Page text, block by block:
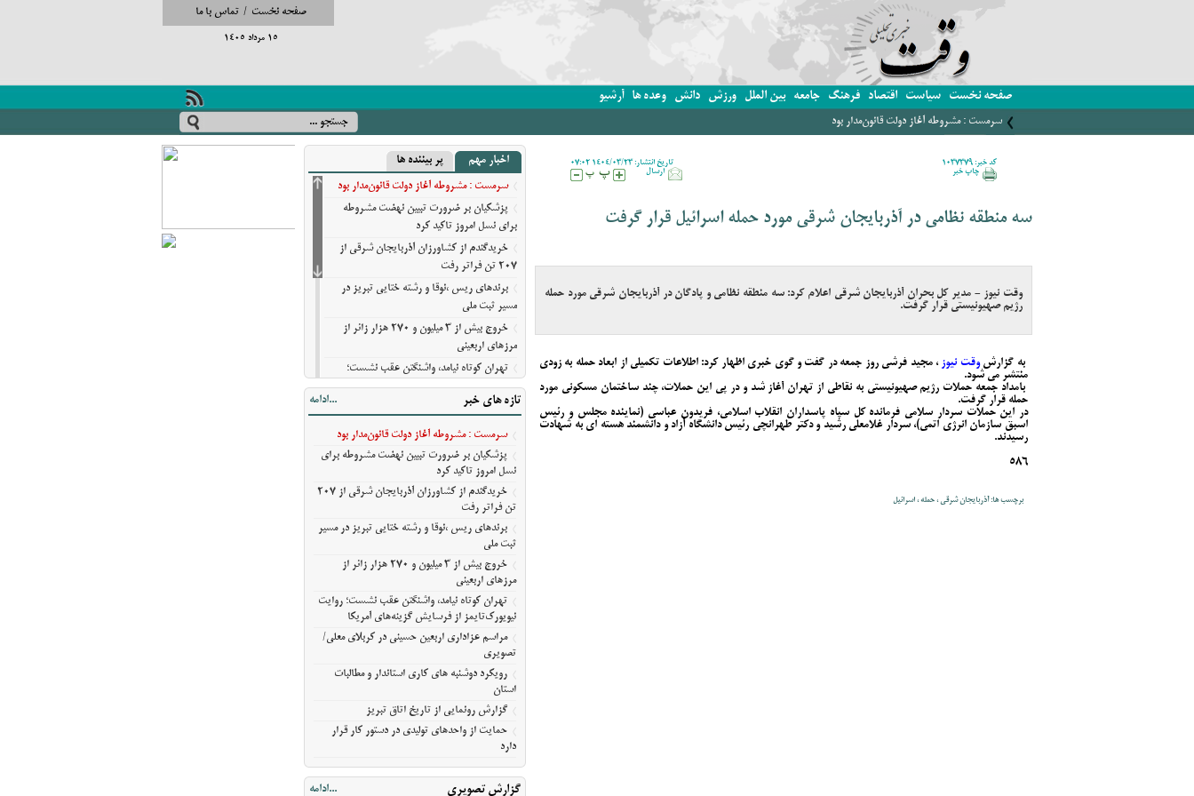
صفحه نخست / تماس با ما
15 مرداد 1405
صفحه نخست سیاست اقتصاد فرهنگ جامعه بین الملل ورزش دانش وعده ها آرشیو
سرمست : مشروطه آغاز دولت قانون‌مدار بود
کد خبر: 1037379
تاریخ انتشار: 1404/03/23 07:02
چاپ خبر
ارسال
سه منطقه نظامی در آذربایجان شرقی مورد حمله اسرائیل قرار گرفت
وقت نیوز - مدیر کل بحران آذربایجان شرقی اعلام کرد: سه منطقه نظامی و پادگان در آذربایجان شرقی مورد حمله
رژیم صهیونیستی قرار گرفت.
به گزارش وقت نیوز ، مجید فرشی روز جمعه در گفت و گوی خبری اظهار کرد: اطلاعات تکمیلی از ابعاد حمله به زودی
منتشر می شود.
بامداد جمعه حملات رژیم صهیونیستی به نقاطی از تهران آغاز شد و در پی این حملات، چند ساختمان مسکونی مورد
حمله قرار گرفت.
در این حملات سردار سلامی فرمانده کل سپاه پاسداران انقلاب اسلامی، فریدون عباسی (نماینده مجلس و رئیس
اسبق سازمان انرژی اتمی)، سردار غلامعلی رشید و دکتر طهرانچی رئیس دانشگاه آزاد و دانشمند هسته ای به شهادت
رسیدند.
586
برچسب ها: آذربایجان شرقی ، حمله ، اسرائیل
اخبار مهم پر بیننده ها
سرمست : مشروطه آغاز دولت قانون‌مدار بود
پزشکیان بر ضرورت تبیین نهضت مشروطه
برای نسل امروز تاکید کرد
خریدگندم از کشاورزان آذربایجان شرقی از
207 تن فراتر رفت
برندهای ریس ،‌نوقا و رشته ختایی تبریز در
مسیر ثبت ملی
خروج بیش از ۳ میلیون و ۲۷۰ هزار زائر از
مرزهای اربعینی
تهران کوتاه نیامد، واشنگتن عقب نشست؛
روایت نیویورک‌تایمز از فرسایش گزینه‌های
آمریکا
مراسم عزاداری اربعین حسینی در کربلای
معلی/تصویری
رویکرد دوشنبه های کاری استاندار و مطالبات
گزارش رونمایی از تاریخ اتاق تبریز
حمایت از واحدهای تولیدی در دستور کار قرار
دارد
تازه های خبر ...ادامه
سرمست : مشروطه آغاز دولت قانون‌مدار بود
پزشکیان بر ضرورت تبیین نهضت مشروطه برای
نسل امروز تاکید کرد
خریدگندم از کشاورزان آذربایجان شرقی از 207
تن فراتر رفت
برندهای ریس ،‌نوقا و رشته ختایی تبریز در مسیر
ثبت ملی
خروج بیش از ۳ میلیون و ۲۷۰ هزار زائر از
مرزهای اربعینی
تهران کوتاه نیامد، واشنگتن عقب نشست؛ روایت
نیویورک‌تایمز از فرسایش گزینه‌های آمریکا
مراسم عزاداری اربعین حسینی در کربلای معلی/
تصویری
رویکرد دوشنبه های کاری استاندار و مطالبات
استان
گزارش رونمایی از تاریخ اتاق تبریز
حمایت از واحدهای تولیدی در دستور کار قرار
دارد
گزارش تصویری ...ادامه